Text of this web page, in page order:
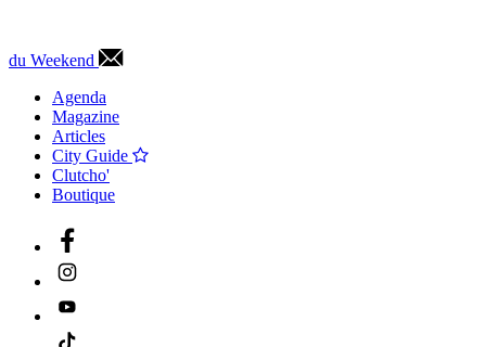
du Weekend
Agenda
Magazine
Articles
City Guide
Clutcho'
Boutique